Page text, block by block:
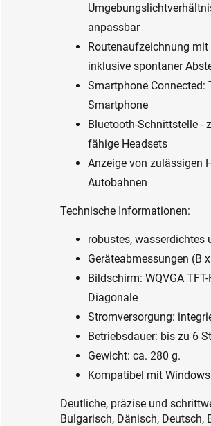
anpassbar
Routenaufzeichnung
inklusive spontaner
Smartphone Connected:
Smartphone
Bluetooth-Schnittstelle -
fähige Headsets
Anzeige von zulässigen
Autobahnen
Technische Informationen:
robustes, wasserdichtes
Geräteabmessungen (B
Bildschirm: WQVGA
Diagonale
Stromversorgung:
Betriebsdauer: bis zu 6
Gewicht: ca. 280 g.
Kompatibel mit
Deutliche, präzise und
Bulgarisch, Dänisch, Deutsch,